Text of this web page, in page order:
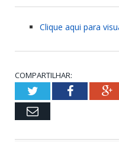
Clique aqui para
COMPARTILHAR:
TwitterFacebook
Email